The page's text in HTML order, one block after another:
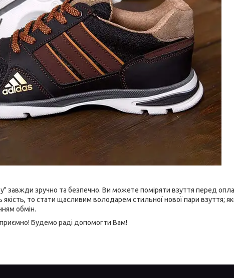
завжди зручно та безпечно. Ви можете поміряти взуття перед
то стати щасливим володарем стильної нової пари взуття;
обмін.
Будемо раді допомогти Вам!